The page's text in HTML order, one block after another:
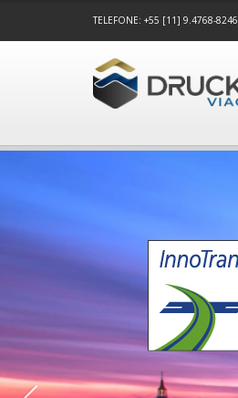
TELEFONE: +55 [11] 9.4768-8246